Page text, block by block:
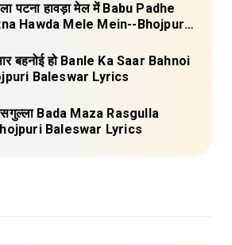
पटना हावड़ा मेल में Babu Padhe
Hawda Mele Mein--Bhojpuri
Banle Ka Saar Bahnoi
Baleswar Lyrics
Bada Maza Rasgulla
Baleswar Lyrics